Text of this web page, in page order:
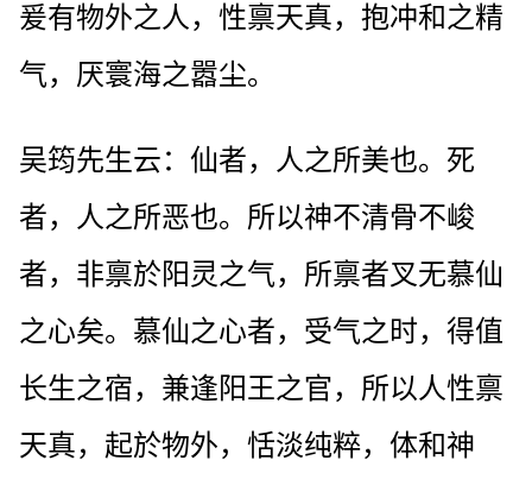
爰有物外之人，性禀天真，抱冲和之精
气，厌寰海之嚣尘。
吴筠先生云：仙者，人之所美也。死
者，人之所恶也。所以神不清骨不峻
者，非禀於阳灵之气，所禀者叉无慕仙
之心矣。慕仙之心者，受气之时，得值
长生之宿，兼逢阳王之官，所以人性禀
天真，起於物外，恬淡纯粹，体和神